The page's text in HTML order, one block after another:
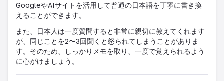
GoogleやAIサイトを活用して普通の日本語を丁寧に書き換
えることができます。
また、日本人は一度質問すると非常に親切に教えてくれます
が、同じことを2〜3回聞くと怒られてしまうことがありま
す。そのため、しっかりメモを取り、一度で覚えられるよう
に心がけましょう。